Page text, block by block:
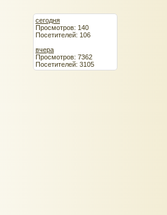
сегодня
Просмотров: 140
Посетителей: 106
вчера
Просмотров: 7362
Посетителей: 3105